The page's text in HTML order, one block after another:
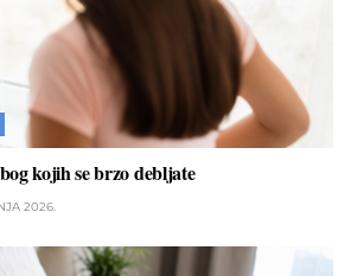
kojih se brzo debljate
2026.